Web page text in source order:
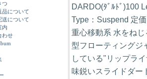
つ
品について
送について
内
わせ
DARDO(ﾀﾞﾙﾄﾞ
Type：Suspend 定
重心移動系 水をね
型フローティングジ
している"リップラ
味鋭いスライドダー